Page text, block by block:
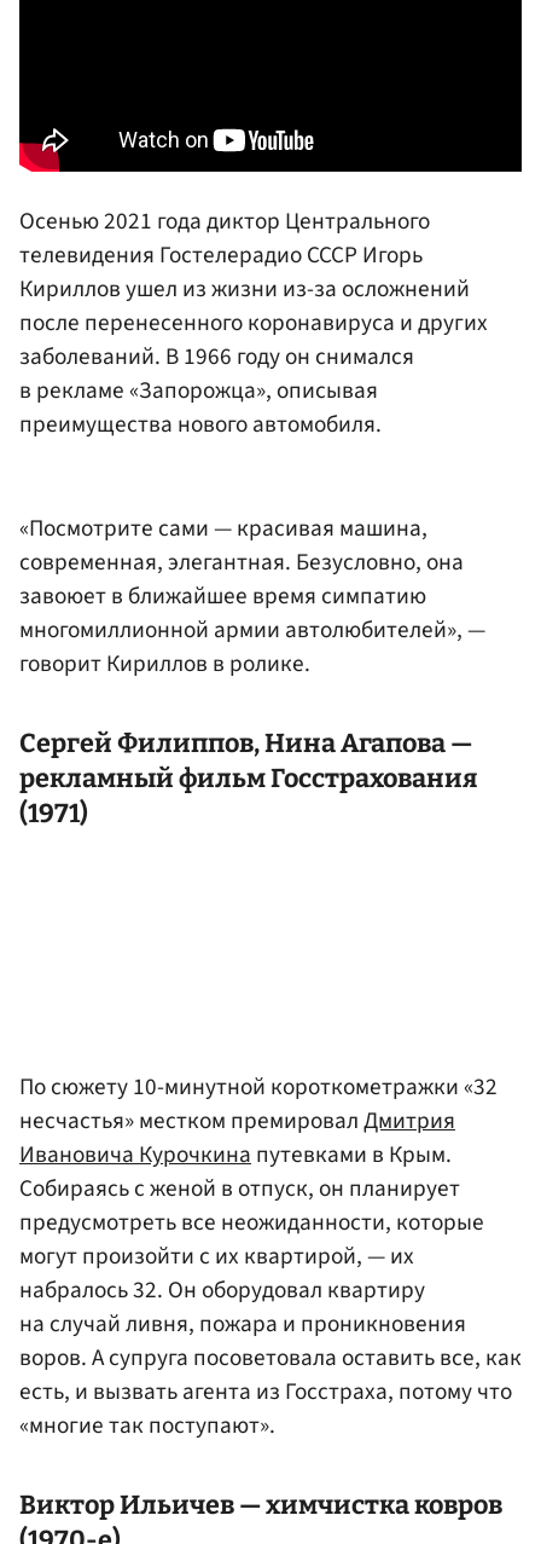
Осенью 2021 года диктор Центрального
телевидения Гостелерадио СССР Игорь
Кириллов ушел из жизни из-за осложнений
после перенесенного коронавируса и других
заболеваний. В 1966 году он снимался
в рекламе «Запорожца», описывая
преимущества нового автомобиля.
«Посмотрите сами — красивая машина,
современная, элегантная. Безусловно, она
завоюет в ближайшее время симпатию
многомиллионной армии автолюбителей», —
говорит Кириллов в ролике.
Сергей Филиппов,Нина Агапова—
рекламный фильм Госстрахования
(1971)
По сюжету 10-минутной короткометражки «32
несчастья» местком премировалДмитрия
Ивановича Курочкинапутевками в Крым.
Собираясь с женой в отпуск, он планирует
предусмотреть все неожиданности, которые
могут произойти с их квартирой, — их
набралось 32. Он оборудовал квартиру
на случай ливня, пожара и проникновения
воров. А супруга посоветовала оставить все, как
есть, и вызвать агента из Госстраха, потому что
«многие так поступают».
Виктор Ильичев— химчистка ковров